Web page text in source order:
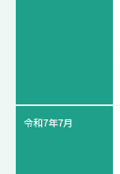
令和7年7月